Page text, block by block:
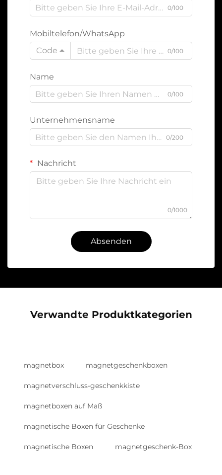
0/100
Mobiltelefon/WhatsApp
Code
0/100
Name
0/100
Unternehmensname
0/200
Nachricht
0/1000
Absenden
Verwandte Produktkategorien
magnetbox magnetgeschenkboxen
magnetverschluss-geschenkkiste
magnetboxen auf Maß
magnetische Boxen für Geschenke
magnetische Boxen magnetgeschenk-Box